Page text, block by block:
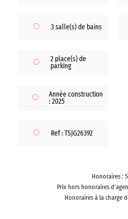
3 salle(s) de bains
2 place(s) de
parking
Année construction
: 2025
Ref : TSJG26392
Honoraires :
Prix hors honoraires
Honoraires à la charge